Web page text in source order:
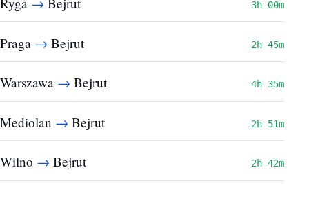
3h 00m
Praga → Bejrut 2h 45m
Warszawa → Bejrut 4h 35m
Mediolan → Bejrut 2h 51m
Wilno → Bejrut 2h 42m